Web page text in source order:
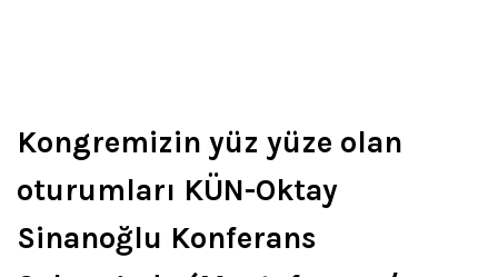
Kongremizin yüz yüze olan
oturumları KÜN-Oktay
Sinanoğlu Konferans